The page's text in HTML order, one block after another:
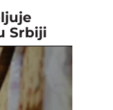
Srbiji